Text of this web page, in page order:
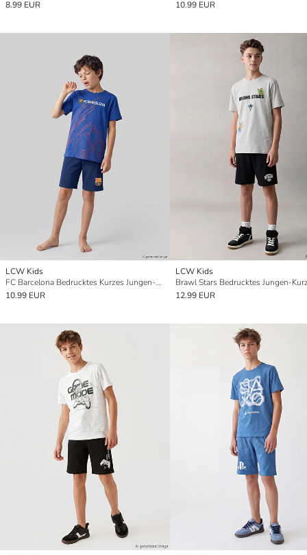
8.99 EUR
10.99 EUR
LCW Kids
FC Barcelona Bedrucktes Kurzes Jungen-Pyjama-Set
10.99 EUR
LCW Kids
12.99 EUR